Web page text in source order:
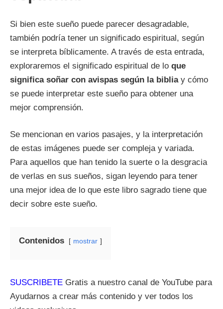
Si bien este sueño puede parecer desagradable,
también podría tener un significado espiritual, según
se interpreta bíblicamente. A través de esta entrada,
exploraremos el significado espiritual de lo que
significa soñar con avispas según la bibliay cómo
se puede interpretar este sueño para obtener una
mejor comprensión.
Se mencionan en varios pasajes, y la interpretación
de estas imágenes puede ser compleja y variada.
Para aquellos que han tenido la suerte o la desgracia
de verlas en sus sueños, sigan leyendo para tener
una mejor idea de lo que este libro sagrado tiene que
decir sobre este sueño.
Contenidos mostrar
SUSCRIBETE Gratis a nuestro canal de YouTube para
Ayudarnos a crear más contenido y ver todos los